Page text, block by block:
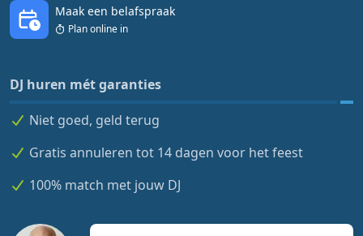
Maak een belafspraak
Plan online in
DJ huren mét garanties
Niet goed, geld terug
Gratis annuleren tot 14 dagen voor het feest
100% match met jouw DJ